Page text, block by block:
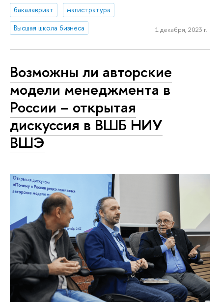
бакалавриат
магистратура
Высшая школа бизнеса
1 декабря, 2023 г.
Возможны ли авторские
модели менеджмента в
России – открытая
дискуссия в ВШБ НИУ
ВШЭ